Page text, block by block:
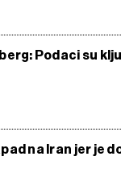
Podaci su
na Iran jer je